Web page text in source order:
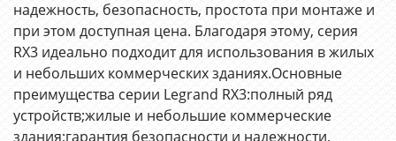
надежность, безопасность, простота при монтаже и
при этом доступная цена. Благодаря этому, серия
RX3 идеально подходит для использования в жилых
и небольших коммерческих зданиях.Основные
преимущества серии Legrand RX3:полный ряд
устройств;жилые и небольшие коммерческие
здания;гарантия безопасности и надежности,